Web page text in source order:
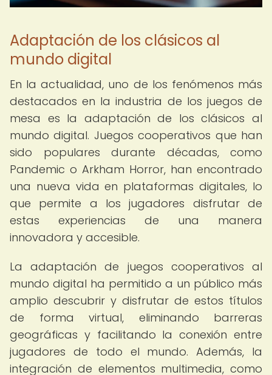
Adaptación de los clásicos al
mundo digital
En la actualidad, uno de los fenómenos más
destacados en la industria de los juegos de
mesa es la adaptación de los clásicos al
mundo digital. Juegos cooperativos que han
sido populares durante décadas, como
Pandemic o Arkham Horror, han encontrado
una nueva vida en plataformas digitales, lo
que permite a los jugadores disfrutar de
estas experiencias de una manera
innovadora y accesible.
La adaptación de juegos cooperativos al
mundo digital ha permitido a un público más
amplio descubrir y disfrutar de estos títulos
de forma virtual, eliminando barreras
geográficas y facilitando la conexión entre
jugadores de todo el mundo. Además, la
integración de elementos multimedia, como